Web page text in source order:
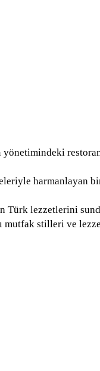
yönetimindeki
harmanlayan
Türk lezzetlerini
mutfak stilleri ve